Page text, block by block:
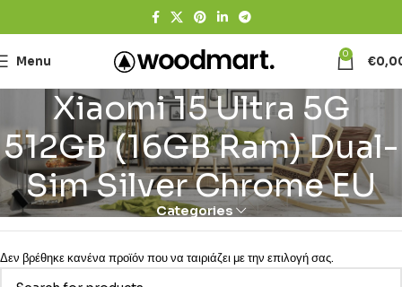
Menu 0 €
Xiaomi 15 Ultra 5G
512GB (16GB Ram) Dual-
Sim Silver Chrome EU
Categories
Δεν βρέθηκε κανένα προϊόν που να ταιριάζει με την επιλογή σας.